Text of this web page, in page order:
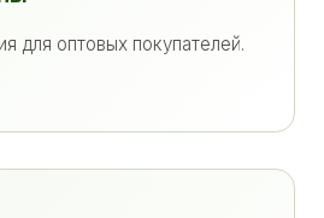
для оптовых покупателей.